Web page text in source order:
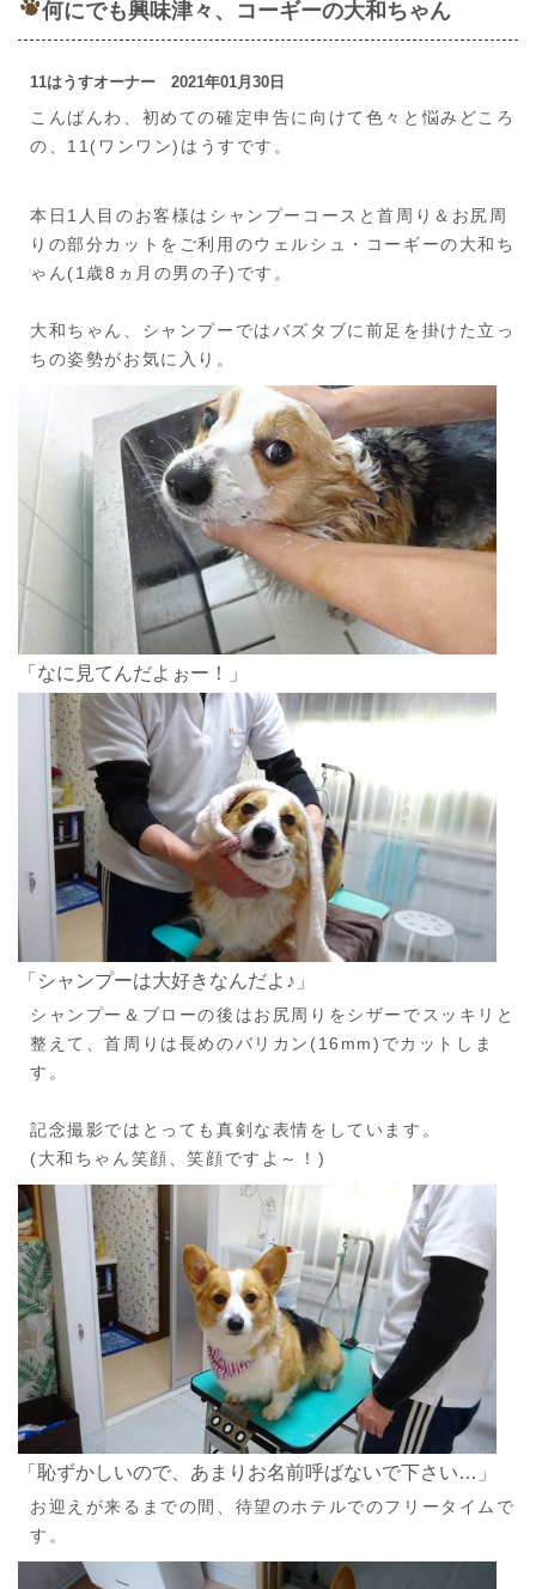
何にでも興味津々、コーギーの大和ちゃん
11はうすオーナー 2021年01月30日
こんばんわ、初めての確定申告に向けて色々と悩みどころ
の、11(ワンワン)はうすです。
本日1人目のお客様はシャンプーコースと首周り＆お尻周
りの部分カットをご利用のウェルシュ・コーギーの大和ち
ゃん(1歳8ヵ月の男の子)です。
大和ちゃん、シャンプーではバズタブに前足を掛けた立っ
ちの姿勢がお気に入り。
「なに見てんだよぉー！」
「シャンプーは大好きなんだよ♪」
シャンプー＆ブローの後はお尻周りをシザーでスッキリと
整えて、首周りは長めのバリカン(16mm)でカットしま
す。
記念撮影ではとっても真剣な表情をしています。
(大和ちゃん笑顔、笑顔ですよ～！)
「恥ずかしいので、あまりお名前呼ばないで下さい…」
お迎えが来るまでの間、待望のホテルでのフリータイムで
す。